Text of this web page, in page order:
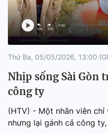
10s 10s
0:00
Thứ Ba, 05/05/2026, 13:00
Nhịp sống Sài Gòn
công ty
(HTV) - Một nhân viên
nhưng lại gánh cả công